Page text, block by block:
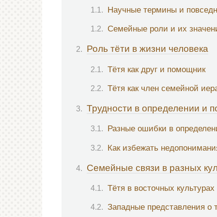
Научные термины и
Семейные роли и их
Роль тёти в жизни человека
Тётя как друг и помощник
Тётя как член семейной
Трудности в определении и
Разные ошибки в
Как избежать
Семейные связи в разных
Тётя в восточных культурах
Западные представления о